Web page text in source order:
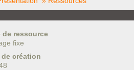
de ressource
fixe
de création